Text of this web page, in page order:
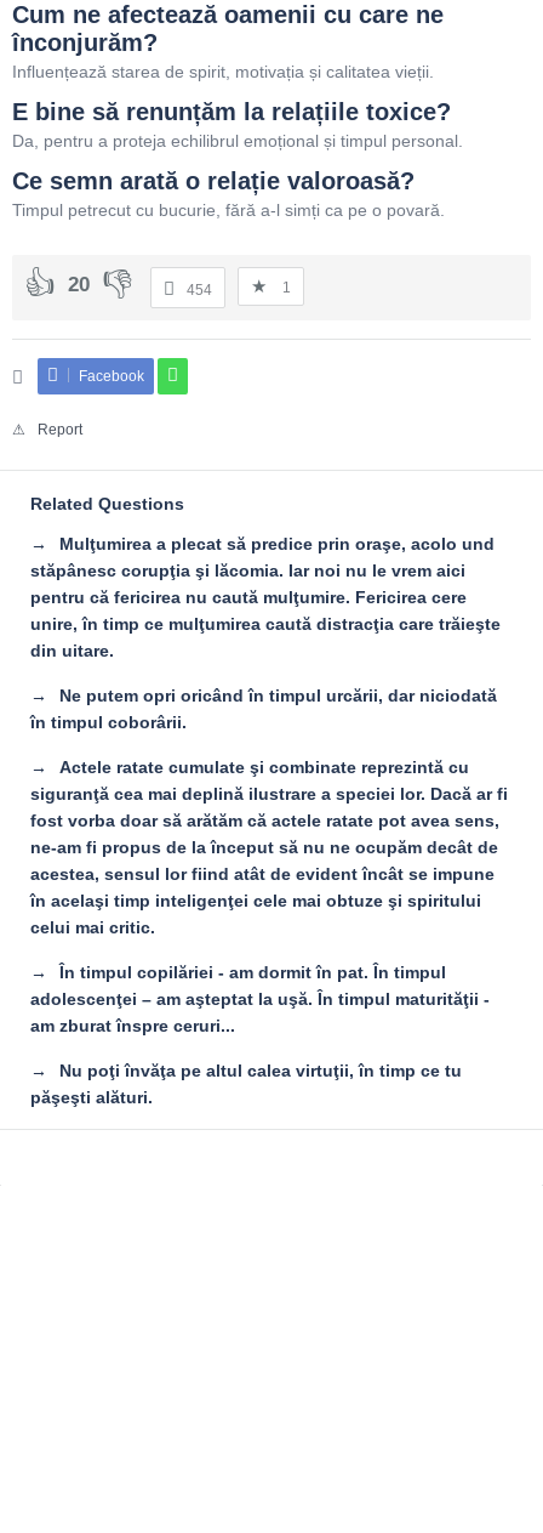
Cum ne afectează oamenii cu care ne
înconjurăm?
Influențează starea de spirit, motivația și calitatea vieții.
E bine să renunțăm la relațiile toxice?
Da, pentru a proteja echilibrul emoțional și timpul personal.
Ce semn arată o relație valoroasă?
Timpul petrecut cu bucurie, fără a-l simți ca pe o povară.
20 454 1
Facebook
Report
Related Questions
Mulţumirea a plecat să predice prin oraşe, acolo und
stăpânesc corupţia şi lăcomia. Iar noi nu le vrem aici
pentru că fericirea nu caută mulţumire. Fericirea cere
unire, în timp ce mulţumirea caută distracţia care trăieşte
din uitare.
Ne putem opri oricând în timpul urcării, dar niciodată
în timpul coborârii.
Actele ratate cumulate şi combinate reprezintă cu
siguranţă cea mai deplină ilustrare a speciei lor. Dacă ar fi
fost vorba doar să arătăm că actele ratate pot avea sens,
ne-am fi propus de la început să nu ne ocupăm decât de
acestea, sensul lor fiind atât de evident încât se impune
în acelaşi timp inteligenţei cele mai obtuze şi spiritului
celui mai critic.
În timpul copilăriei - am dormit în pat. În timpul
adolescenţei – am aşteptat la uşă. În timpul maturităţii -
am zburat înspre ceruri...
Nu poţi învăţa pe altul calea virtuţii, în timp ce tu
păşeşti alături.